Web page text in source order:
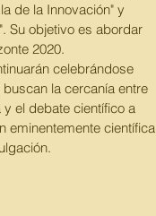
de la Innovación" y
Su objetivo es abordar
2020.
celebrándose
la cercanía entre
el debate científico a
eminentemente científica